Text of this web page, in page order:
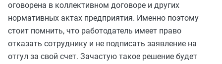
оговорена в коллективном договоре и других
нормативных актах предприятия. Именно поэтому
стоит помнить, что работодатель имеет право
отказать сотруднику и не подписать заявление на
отгул за свой счет. Зачастую такое решение будет